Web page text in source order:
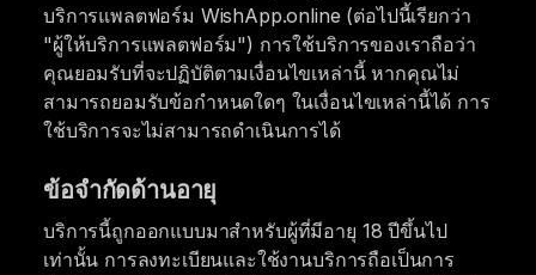
บริการแพลตฟอร์ม WishApp.online (ต่อไปนี้เรียกว่า
"ผู้ให้บริการแพลตฟอร์ม") การใช้บริการของเราถือว่า
คุณยอมรับที่จะปฏิบัติตามเงื่อนไขเหล่านี้ หากคุณไม่
สามารถยอมรับข้อกำหนดใดๆ ในเงื่อนไขเหล่านี้ได้ การ
ใช้บริการจะไม่สามารถดำเนินการได้
ข้อจำกัดด้านอายุ
บริการนี้ถูกออกแบบมาสำหรับผู้ที่มีอายุ 18 ปีขึ้นไป
เท่านั้น การลงทะเบียนและใช้งานบริการถือเป็นการ